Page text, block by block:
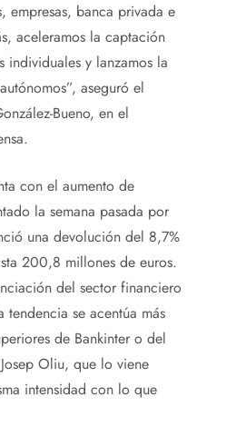
empresas, banca privada e
aceleramos la captación
individuales y lanzamos la
aseguró el
Bueno, en el
con el aumento de
la semana pasada por
una devolución del 8,7%
200,8 millones de euros.
del sector financiero
tendencia se acentúa más
de Bankinter o del
Oliu, que lo viene
intensidad con lo que